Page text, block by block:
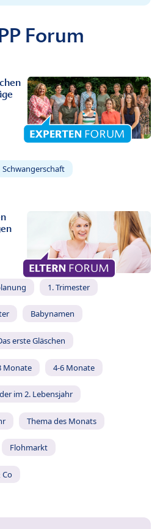
Forum
Schwangerschaft
1. Trimester
Babynamen
erste Gläschen
Monate 4-6 Monate
im 2. Lebensjahr
Thema des Monats
Flohmarkt